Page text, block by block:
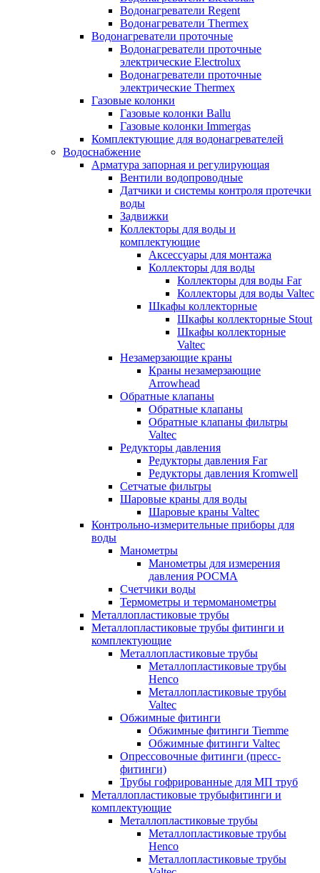
Водонагреватели Regent
Водонагреватели Thermex
Водонагреватели проточные
Водонагреватели проточные
электрические Electrolux
Водонагреватели проточные
электрические Thermex
Газовые колонки
Газовые колонки Ballu
Газовые колонки Immergas
Комплектующие для водонагревателей
Водоснабжение
Арматура запорная и регулирующая
Вентили водопроводные
Датчики и системы контроля протечки
воды
Задвижки
Коллекторы для воды и
комплектующие
Аксессуары для монтажа
Коллекторы для воды
Коллекторы для воды Far
Коллекторы для воды Valtec
Шкафы коллекторные
Шкафы коллекторные Stout
Шкафы коллекторные
Valtec
Незамерзающие краны
Краны незамерзающие
Arrowhead
Обратные клапаны
Обратные клапаны
Обратные клапаны фильтры
Valtec
Редукторы давления
Редукторы давления Far
Редукторы давления Kromwell
Сетчатые фильтры
Шаровые краны для воды
Шаровые краны Valtec
Контрольно-измерительные приборы для
воды
Манометры
Манометры для измерения
давления РОСМА
Счетчики воды
Термометры и термоманометры
Металлопластиковые трубы
Металлопластиковые трубы фитинги и
комплектующие
Металлопластиковые трубы
Металлопластиковые трубы
Henco
Металлопластиковые трубы
Valtec
Обжимные фитинги
Обжимные фитинги Tiemme
Обжимные фитинги Valtec
Опрессовочные фитинги (пресс-
фитинги)
Трубы гофрированные для МП труб
Металлопластиковые трубыфитинги и
комплектующие
Металлопластиковые трубы
Металлопластиковые трубы
Henco
Металлопластиковые трубы